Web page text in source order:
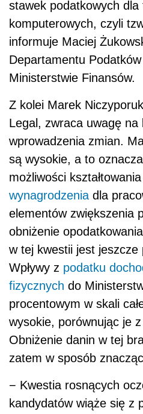
stawek podatkowych
komputerowych, czyli
informuje Maciej
Departamentu
Ministerstwie Finansów.
Z kolei Marek
Legal, zwraca uwagę na
wprowadzenia zmian.
są wysokie, a to
możliwości
wynagrodzenia dla
elementów zwiększenia
obniżenie
w tej kwestii jest jeszcze
Wpływy z podatku
fizycznych do
procentowym w skali
wysokie, porównując je
Obniżenie danin w tej
zatem w sposób
− Kwestia rosnących
kandydatów wiąże się z